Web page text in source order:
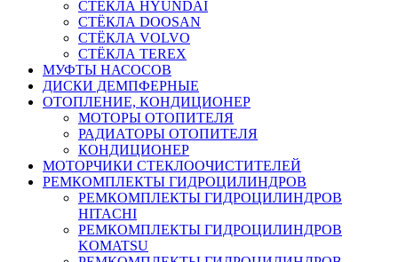
СТЁКЛА HYUNDAI
СТЁКЛА DOOSAN
СТЁКЛА VOLVO
СТЁКЛА TEREX
МУФТЫ НАСОСОВ
ДИСКИ ДЕМПФЕРНЫЕ
ОТОПЛЕНИЕ, КОНДИЦИОНЕР
МОТОРЫ ОТОПИТЕЛЯ
РАДИАТОРЫ ОТОПИТЕЛЯ
КОНДИЦИОНЕР
МОТОРЧИКИ СТЕКЛООЧИСТИТЕЛЕЙ
РЕМКОМПЛЕКТЫ ГИДРОЦИЛИНДРОВ
РЕМКОМПЛЕКТЫ ГИДРОЦИЛИНДРОВ
HITACHI
РЕМКОМПЛЕКТЫ ГИДРОЦИЛИНДРОВ
KOMATSU